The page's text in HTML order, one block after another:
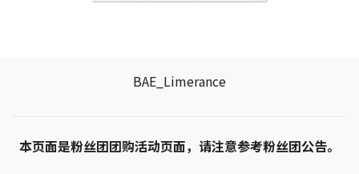
BAE_Limerance
本页面是粉丝团团购活动页面，请注意参考粉丝团公告。